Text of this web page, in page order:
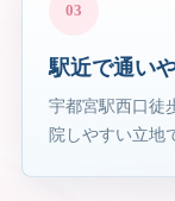
03
駅近で通い
宇都宮駅西口徒
院しやすい立地